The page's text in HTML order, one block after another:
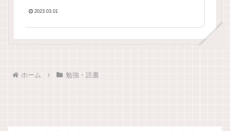
2023.03.01
ホーム 勉強・読書